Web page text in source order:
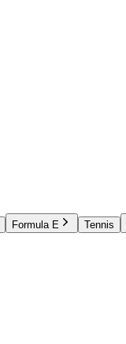
Formula E Tennis